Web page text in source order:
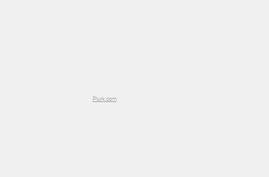
Plurk.com